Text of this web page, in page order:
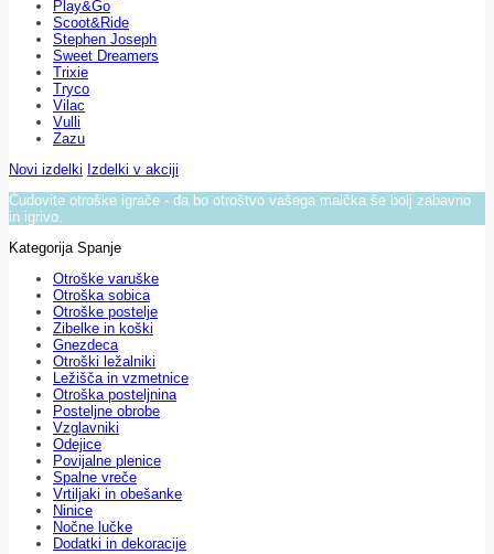
Play&Go
Scoot&Ride
Stephen Joseph
Sweet Dreamers
Trixie
Tryco
Vilac
Vulli
Zazu
Novi izdelki Izdelki v akciji
Čudovite otroške igrače - da bo otroštvo vašega malčka še bolj zabavno
in igrivo.
Kategorija Spanje
Otroške varuške
Otroška sobica
Otroške postelje
Zibelke in koški
Gnezdeca
Otroški ležalniki
Ležišča in vzmetnice
Otroška posteljnina
Posteljne obrobe
Vzglavniki
Odejice
Povijalne plenice
Spalne vreče
Vrtiljaki in obešanke
Ninice
Nočne lučke
Dodatki in dekoracije